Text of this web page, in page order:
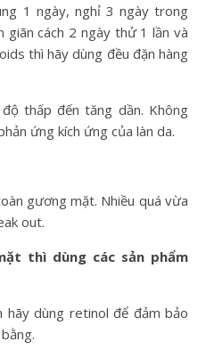
1 ngày, nghỉ 3 ngày trong
giãn cách 2 ngày thử 1 lần và
thì hãy dùng đều đặn hàng
thấp đến tăng dần. Không
ứng kích ứng của làn da.
gương mặt. Nhiều quá vừa
out.
thì dùng các sản phẩm
dùng retinol để đảm bảo